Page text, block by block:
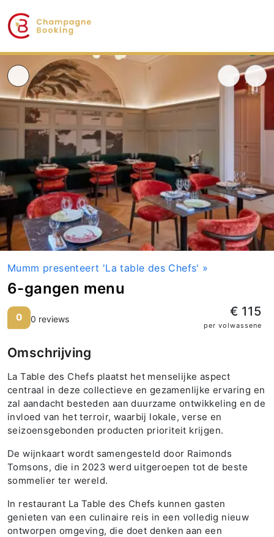
Mumm presenteert 'La table des Chefs' »
6-gangen menu
0 0 reviews € 115
per volwassene
Omschrijving
La Table des Chefs plaatst het menselijke aspect
centraal in deze collectieve en gezamenlijke ervaring en
zal aandacht besteden aan duurzame ontwikkeling en de
invloed van het terroir, waarbij lokale, verse en
seizoensgebonden producten prioriteit krijgen.
De wijnkaart wordt samengesteld door Raimonds
Tomsons, die in 2023 werd uitgeroepen tot de beste
sommelier ter wereld.
In restaurant La Table des Chefs kunnen gasten
genieten van een culinaire reis in een volledig nieuw
ontworpen omgeving, die doet denken aan een